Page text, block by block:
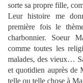
sorte sa propre fille,
Leur histoire me
première fois le
charbonnier. Soeur
comme toutes les
malades, des vieux…
et quotidien auprès de
telle ou telle chose à